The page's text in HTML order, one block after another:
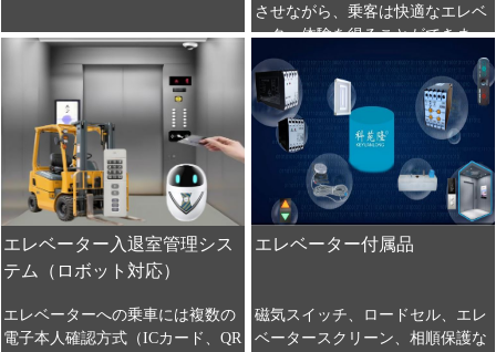
させながら、乗客は快適なエレベ
ーター体験を得ることができま
す。
エレベーター入退室管理シス
テム（ロボット対応）
エレベーターへの乗車には複数の
電子本人確認方式（ICカード、QR
エレベーター付属品
磁気スイッチ、ロードセル、エレ
ベータースクリーン、相順保護な